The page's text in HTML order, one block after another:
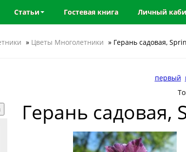
Статьи Гостевая книга Личный
» Цветы Многолетники » Герань садовая,
первый
Герань садовая,